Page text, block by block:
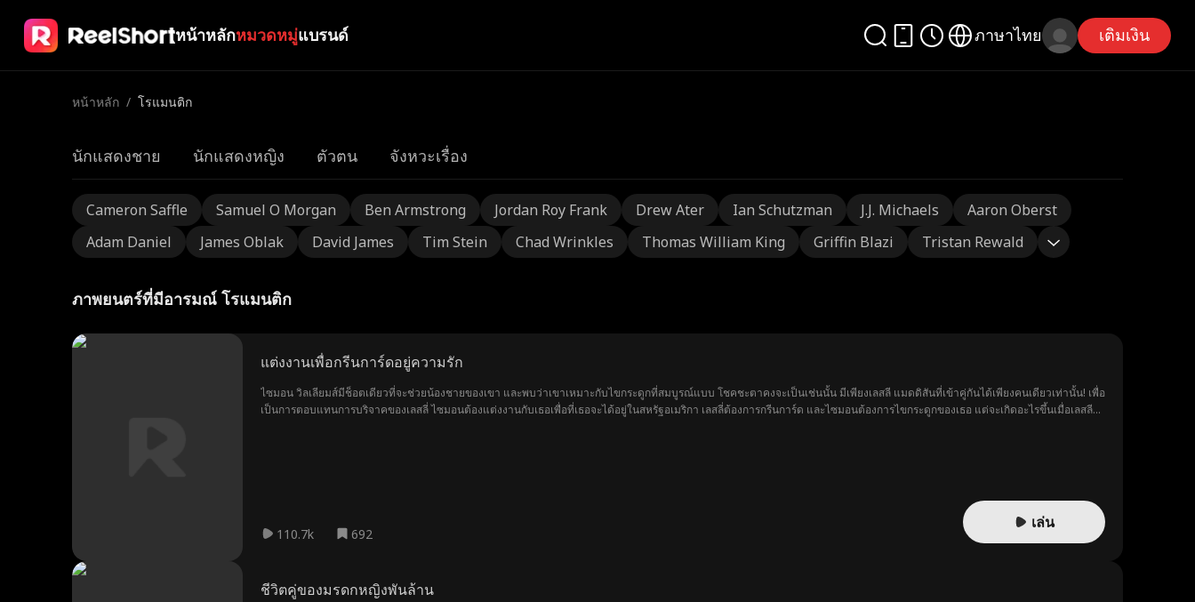
หน้าหลักหมวดหมู่แบรนด์ ภาษาไทย เติมเงิน
หน้าหลัก / โรแมนติก
นักแสดงชาย นักแสดงหญิง ตัวตน จังหวะเรื่อง
Cameron Saffle Samuel O Morgan Ben Armstrong Jordan Roy Frank Drew Ater Ian Schutzman J.J. Michaels
Aaron Oberst
Adam Daniel
James Oblak David James Tim Stein Chad Wrinkles Thomas William King Griffin Blazi Tristan Rewald
ภาพยนตร์ที่มีอารมณ์ โรแมนติก
แต่งงานเพื่อกรีนการ์ดอยู่ความรัก
ไซมอน วิลเลียมส์มีช็อตเดียวที่จะช่วยน้องชายของเขา และพบว่าเขาเหมาะกับไขกระดูกที่สมบูรณ์แบบ โชคชะตาคงจะเป็นเช่นนั้น มีเพียงเลสลี แมดดิสันที่เข้าคู่กันได้เพียงคนเดียวเท่านั้น! เพื่อ
เป็นการตอบแทนการบริจาคของเลสลี่ ไซมอนต้องแต่งงานกับเธอเพื่อที่เธอจะได้อยู่ในสหรัฐอเมริกา เลสลี่ต้องการกรีนการ์ด และไซมอนต้องการไขกระดูกของเธอ แต่จะเกิดอะไรขึ้นเมื่อเลสลีรู้
110.7k 692
เล่น
ชีวิตคู่ของมรดกหญิงพันล้าน